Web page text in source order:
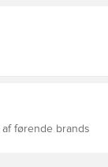
førende brands